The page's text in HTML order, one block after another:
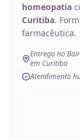
homeopatia
Curitiba.
farmacêutica.
Entrega no
em Curitiba
Atendimento